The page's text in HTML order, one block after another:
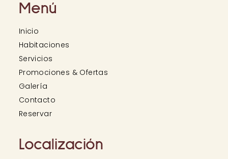
Menú
Inicio
Habitaciones
Servicios
Promociones & Ofertas
Galería
Contacto
Reservar
Localización